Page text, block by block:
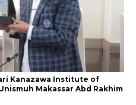
Kanazawa Institute of
Makassar Abd Rakhim